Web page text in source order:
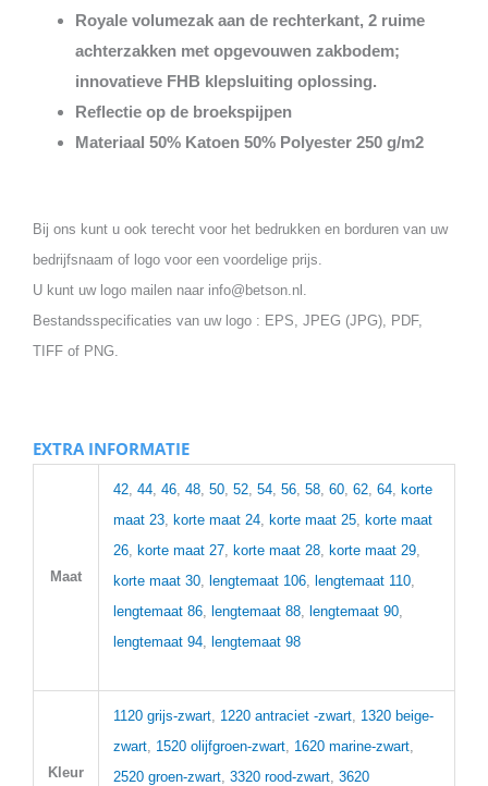
Royale volumezak aan de rechterkant, 2 ruime
achterzakken met opgevouwen zakbodem;
innovatieve FHB klepsluiting oplossing.
Reflectie op de broekspijpen
Materiaal 50% Katoen 50% Polyester 250 g/m2
Bij ons kunt u ook terecht voor het bedrukken en borduren van uw
bedrijfsnaam of logo voor een voordelige prijs.
U kunt uw logo mailen naar info@betson.nl.
Bestandsspecificaties van uw logo : EPS, JPEG (JPG), PDF,
TIFF of PNG.
EXTRA INFORMATIE
Maat
42 44 46 48 50 52 54 56 58 60 62 64 korte
maat 23 korte maat 24 korte maat 25 korte maat
26 korte maat 27 korte maat 28 korte maat 29
korte maat 30 lengtemaat 106 lengtemaat 110
lengtemaat 86 lengtemaat 88 lengtemaat 90
lengtemaat 94 lengtemaat 98
Kleur
1120 grijs-zwart 1220 antraciet -zwart 1320 beige-
zwart 1520 olijfgroen-zwart 1620 marine-zwart
2520 groen-zwart 3320 rood-zwart 3620